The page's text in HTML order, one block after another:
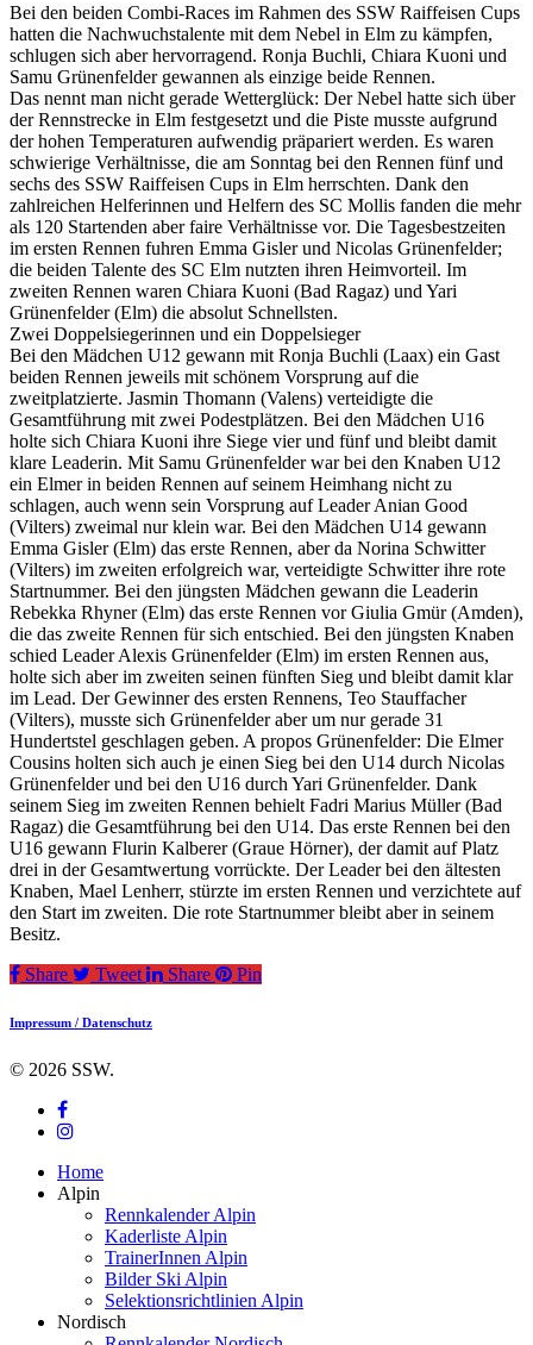
Bei den beiden Combi-Races im Rahmen des SSW Raiffeisen Cups
hatten die Nachwuchstalente mit dem Nebel in Elm zu kämpfen,
schlugen sich aber hervorragend. Ronja Buchli, Chiara Kuoni und
Samu Grünenfelder gewannen als einzige beide Rennen.
Das nennt man nicht gerade Wetterglück: Der Nebel hatte sich über
der Rennstrecke in Elm festgesetzt und die Piste musste aufgrund
der hohen Temperaturen aufwendig präpariert werden. Es waren
schwierige Verhältnisse, die am Sonntag bei den Rennen fünf und
sechs des SSW Raiffeisen Cups in Elm herrschten. Dank den
zahlreichen Helferinnen und Helfern des SC Mollis fanden die mehr
als 120 Startenden aber faire Verhältnisse vor. Die Tagesbestzeiten
im ersten Rennen fuhren Emma Gisler und Nicolas Grünenfelder;
die beiden Talente des SC Elm nutzten ihren Heimvorteil. Im
zweiten Rennen waren Chiara Kuoni (Bad Ragaz) und Yari
Grünenfelder (Elm) die absolut Schnellsten.
Zwei Doppelsiegerinnen und ein Doppelsieger
Bei den Mädchen U12 gewann mit Ronja Buchli (Laax) ein Gast
beiden Rennen jeweils mit schönem Vorsprung auf die
zweitplatzierte. Jasmin Thomann (Valens) verteidigte die
Gesamtführung mit zwei Podestplätzen. Bei den Mädchen U16
holte sich Chiara Kuoni ihre Siege vier und fünf und bleibt damit
klare Leaderin. Mit Samu Grünenfelder war bei den Knaben U12
ein Elmer in beiden Rennen auf seinem Heimhang nicht zu
schlagen, auch wenn sein Vorsprung auf Leader Anian Good
(Vilters) zweimal nur klein war. Bei den Mädchen U14 gewann
Emma Gisler (Elm) das erste Rennen, aber da Norina Schwitter
(Vilters) im zweiten erfolgreich war, verteidigte Schwitter ihre rote
Startnummer. Bei den jüngsten Mädchen gewann die Leaderin
Rebekka Rhyner (Elm) das erste Rennen vor Giulia Gmür (Amden),
die das zweite Rennen für sich entschied. Bei den jüngsten Knaben
schied Leader Alexis Grünenfelder (Elm) im ersten Rennen aus,
holte sich aber im zweiten seinen fünften Sieg und bleibt damit klar
im Lead. Der Gewinner des ersten Rennens, Teo Stauffacher
(Vilters), musste sich Grünenfelder aber um nur gerade 31
Hundertstel geschlagen geben. A propos Grünenfelder: Die Elmer
Cousins holten sich auch je einen Sieg bei den U14 durch Nicolas
Grünenfelder und bei den U16 durch Yari Grünenfelder. Dank
seinem Sieg im zweiten Rennen behielt Fadri Marius Müller (Bad
Ragaz) die Gesamtführung bei den U14. Das erste Rennen bei den
U16 gewann Flurin Kalberer (Graue Hörner), der damit auf Platz
drei in der Gesamtwertung vorrückte. Der Leader bei den ältesten
Knaben, Mael Lenherr, stürzte im ersten Rennen und verzichtete auf
den Start im zweiten. Die rote Startnummer bleibt aber in seinem
Besitz.
Share
Tweet Share Pin
Impressum / Datenschutz
© 2026 SSW.
facebook
instagram
Close
Menu
Home
Alpin
Rennkalender Alpin
Kaderliste Alpin
TrainerInnen Alpin
Bilder Ski Alpin
Selektionsrichtlinien Alpin
Nordisch